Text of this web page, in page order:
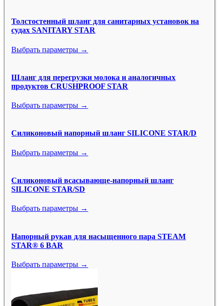
Толстостенный шланг для санитарных установок на
судах SANITARY STAR
Выбрать параметры →
Шланг для перегрузки молока и аналогичных
продуктов CRUSHPROOF STAR
Выбрать параметры →
Силиконовый напорный шланг SILICONE STAR/D
Выбрать параметры →
Силиконовый всасывающе-напорный шланг
SILICONE STAR/SD
Выбрать параметры →
Напорный рукав для насыщенного пара STEAM
STAR® 6 BAR
Выбрать параметры →